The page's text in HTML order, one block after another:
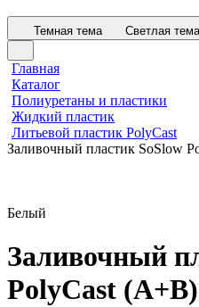
Темная тема Светлая тема
Главная
Каталог
Полиуретаны и пластики
Жидкий пластик
Литьевой пластик PolyCast
Заливочный пластик SoSlow
Белый
Заливочный
PolyCast (А+В)